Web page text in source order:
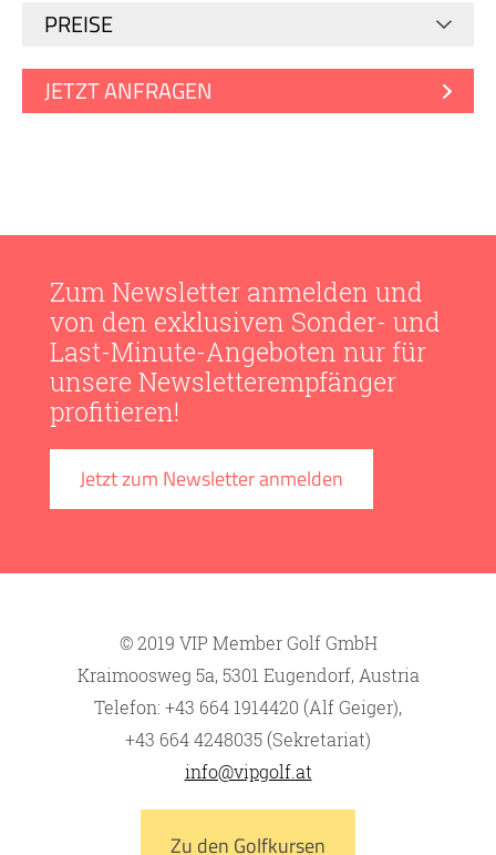
PREISE
JETZT ANFRAGEN
Zum Newsletter anmelden und
von den exklusiven Sonder- und
Last-Minute-Angeboten nur für
unsere Newsletterempfänger
profitieren!
Jetzt zum Newsletter anmelden
© 2019 VIP Member Golf GmbH
Kraimoosweg 5a, 5301 Eugendorf, Austria
Telefon: +43 664 1914420 (Alf Geiger),
+43 664 4248035 (Sekretariat)
info@vipgolf.at
Zu den Golfkursen